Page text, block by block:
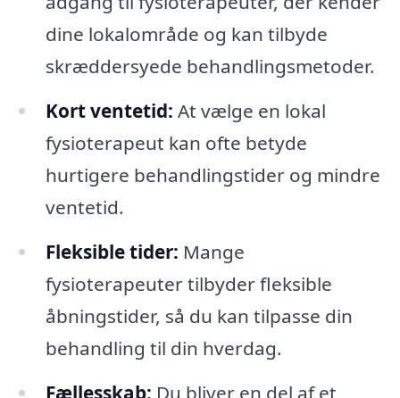
dine lokalområde og kan tilbyde
skræddersyede behandlingsmetoder.
Kort ventetid: At vælge en lokal
fysioterapeut kan ofte betyde
hurtigere behandlingstider og mindre
ventetid.
Fleksible tider: Mange
fysioterapeuter tilbyder fleksible
åbningstider, så du kan tilpasse din
behandling til din hverdag.
Fællesskab: Du bliver en del af et